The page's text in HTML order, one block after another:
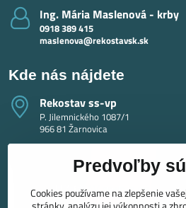
Ing​. Mária Maslenová - krby
0918 389 415
maslenova@rekostavsk.sk
Kde nás nájdete
Rekostav ss-vp
P. Jilemnického 1087/1
966 81 Žarnovica
Predvoľby
Cookies používame na zlepšenie